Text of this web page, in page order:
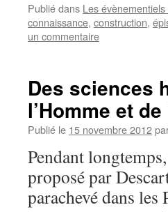
Publié dans Les
connaissance, construction,
un commentaire
Des sciences
l’Homme et
Publié le 15 novembre 2012
Pendant
proposé par
parachevé dans